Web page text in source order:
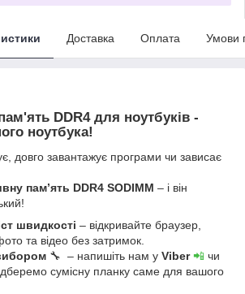
Доставка Оплата Умови
DDR4 для ноутбуків -
ноутбука!
довго завантажує програми чи зависає
пам’ять DDR4 SODIMM – і він
швидкості – відкривайте браузер,
та відео без затримок.
🔧 – напишіть нам у Viber📲 чи
сумісну планку саме для вашого